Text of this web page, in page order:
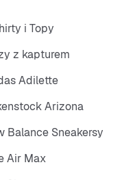
i Topy
z kapturem
Adilette
Arizona
Balance Sneakersy
Air Max